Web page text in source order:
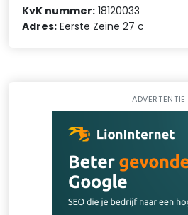
KvK nummer: 18120033
Adres: Eerste Zeine 27 c
ADVERTENTIE